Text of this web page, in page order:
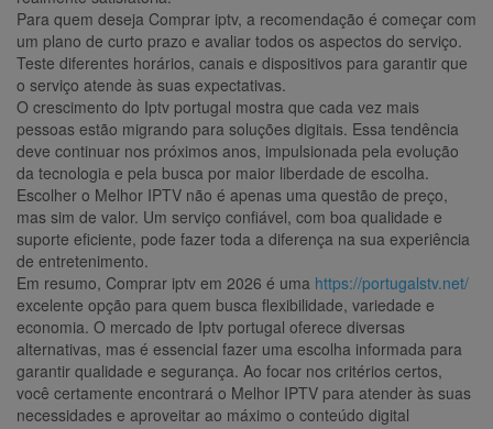
Para quem deseja Comprar iptv, a recomendação é começar com
um plano de curto prazo e avaliar todos os aspectos do serviço.
Teste diferentes horários, canais e dispositivos para garantir que
o serviço atende às suas expectativas.
O crescimento do Iptv portugal mostra que cada vez mais
pessoas estão migrando para soluções digitais. Essa tendência
deve continuar nos próximos anos, impulsionada pela evolução
da tecnologia e pela busca por maior liberdade de escolha.
Escolher o Melhor IPTV não é apenas uma questão de preço,
mas sim de valor. Um serviço confiável, com boa qualidade e
suporte eficiente, pode fazer toda a diferença na sua experiência
de entretenimento.
Em resumo, Comprar iptv em 2026 é uma https://portugalstv.net/
excelente opção para quem busca flexibilidade, variedade e
economia. O mercado de Iptv portugal oferece diversas
alternativas, mas é essencial fazer uma escolha informada para
garantir qualidade e segurança. Ao focar nos critérios certos,
você certamente encontrará o Melhor IPTV para atender às suas
necessidades e aproveitar ao máximo o conteúdo digital